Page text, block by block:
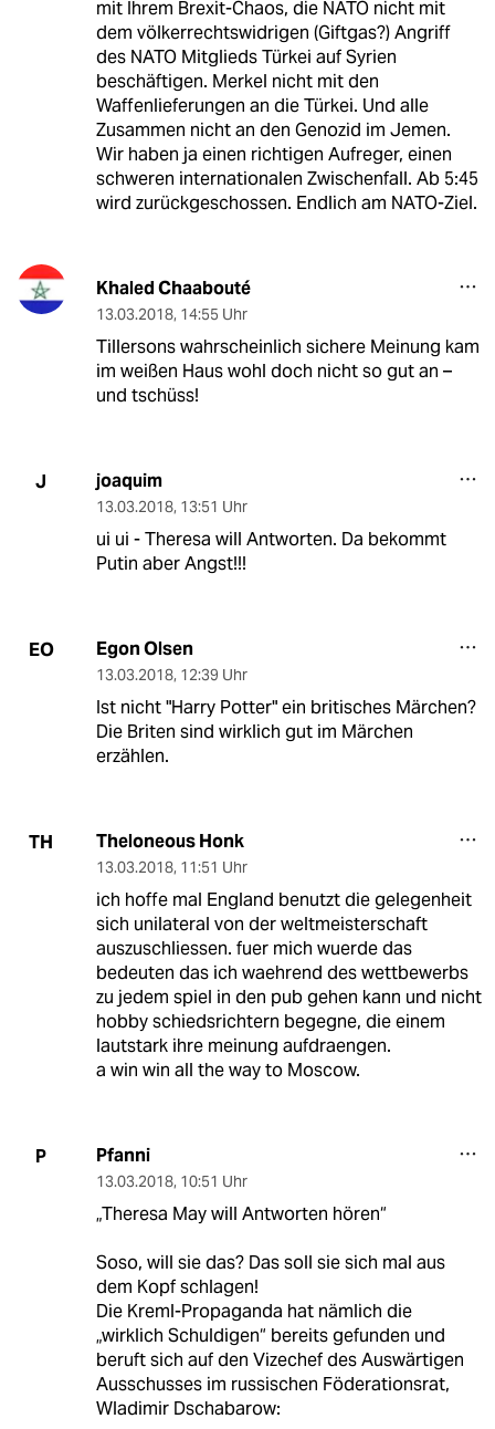
mit Ihrem Brexit-Chaos, die NATO nicht mit
dem völkerrechtswidrigen (Giftgas?) Angriff
des NATO Mitglieds Türkei auf Syrien
beschäftigen. Merkel nicht mit den
Waffenlieferungen an die Türkei. Und alle
Zusammen nicht an den Genozid im Jemen.
Wir haben ja einen richtigen Aufreger, einen
schweren internationalen Zwischenfall. Ab 5:45
wird zurückgeschossen. Endlich am NATO-Ziel.
Khaled Chaabouté
13.03.2018, 14:55 Uhr
Tillersons wahrscheinlich sichere Meinung kam
im weißen Haus wohl doch nicht so gut an –
und tschüss!
J joaquim
13.03.2018, 13:51 Uhr
ui ui - Theresa will Antworten. Da bekommt
Putin aber Angst!!!
EO Egon Olsen
13.03.2018, 12:39 Uhr
Ist nicht "Harry Potter" ein britisches Märchen?
Die Briten sind wirklich gut im Märchen
erzählen.
TH Theloneous Honk
13.03.2018, 11:51 Uhr
ich hoffe mal England benutzt die gelegenheit
sich unilateral von der weltmeisterschaft
auszuschliessen. fuer mich wuerde das
bedeuten das ich waehrend des wettbewerbs
zu jedem spiel in den pub gehen kann und nicht
hobby schiedsrichtern begegne, die einem
lautstark ihre meinung aufdraengen.
a win win all the way to Moscow.
P Pfanni
13.03.2018, 10:51 Uhr
„Theresa May will Antworten hören“
Soso, will sie das? Das soll sie sich mal aus
dem Kopf schlagen!
Die Kreml-Propaganda hat nämlich die
„wirklich Schuldigen“ bereits gefunden und
beruft sich auf den Vizechef des Auswärtigen
Ausschusses im russischen Föderationsrat,
Wladimir Dschabarow: